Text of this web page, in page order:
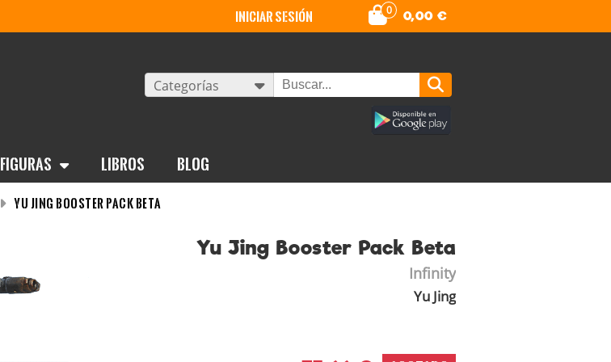
0 0,00 €
iniciar sesión
Categorías
Figuras Libros BLOG
Yu Jing Booster Pack Beta
Yu Jing Booster Pack Beta
Infinity
Yu Jing